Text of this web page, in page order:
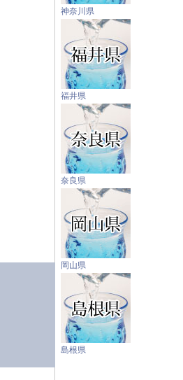
神奈川県
福井県
奈良県
岡山県
島根県